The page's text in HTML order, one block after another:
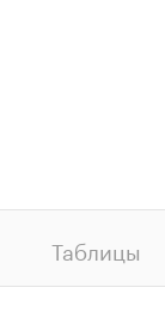
Таблицы